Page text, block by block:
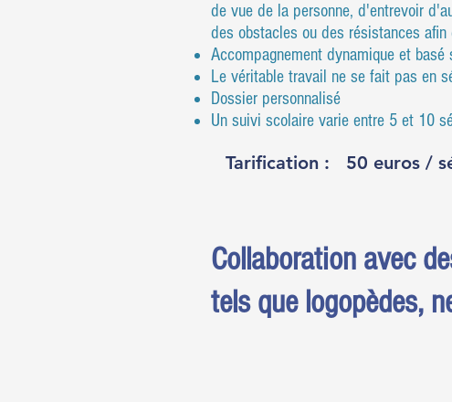
de vue de la personne, d'entrevoir
des obstacles ou des résistances afin
Accompagnement dynamique et
Le véritable travail ne se fait pas en
Dossier personnalisé
Un suivi scolaire varie entre 5 et 10
Tarification : 50 euros /
Collaboration avec
tels que logopèdes,